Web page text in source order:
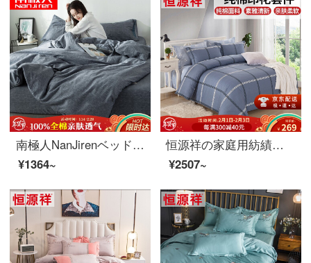
南極人NanJirenベッドの上に純綿のエーゲ海1.5/1.8メートルのベッドの布団カバー200*230 cmの綿100%の用品の結婚祝いのシーツ布団布団カバーベッドセット
¥1364~
恒源祥の家庭用紡績ベッドの上で4つのセットの純綿の斜紋ins風1.5 Mベッドの全綿セット1.8 Mシーツ人用シーツカバー4つのセットのビロンスタイル1.8/2.0メートルベッドの通用モデルは220*240布団に適しています。
¥2507~